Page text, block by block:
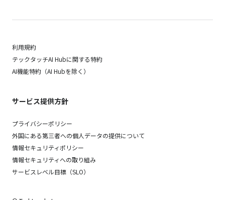
利用規約
テックタッチAI Hubに関する特約
AI機能特約（AI Hubを除く）
サービス提供方針
プライバシーポリシー
外国にある第三者への個人データの提供について
情報セキュリティポリシー
情報セキュリティへの取り組み
サービスレベル目標（SLO）